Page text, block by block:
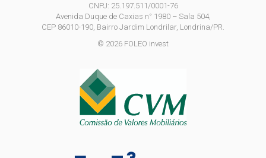
CNPJ: 25.197.511/0001-76
Avenida Duque de Caxias n° 1980 – Sala 504,
CEP 86010-190, Bairro Jardim Londrilar, Londrina/PR.
© 2026 FOLEO invest